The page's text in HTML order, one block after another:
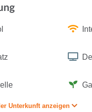
Unterkunft anzeigen